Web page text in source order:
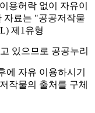
용허락 없이 자유이
자료는 "공공저작물
제1유형
있으므로 공공누리
에 자유 이용하시기
작물의 출처를 구체